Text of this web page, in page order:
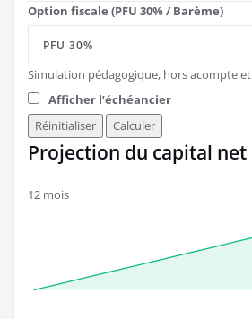
Option fiscale (PFU 30% / Barème)
Simulation pédagogique, hors acompte et
Afficher l’échéancier
Réinitialiser
Calculer
Projection du capital net
12 mois